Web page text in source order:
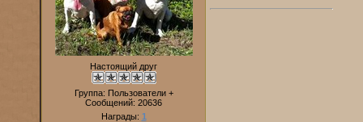
Настоящий друг
Группа: Пользователи +
Сообщений: 20636
Награды: 1